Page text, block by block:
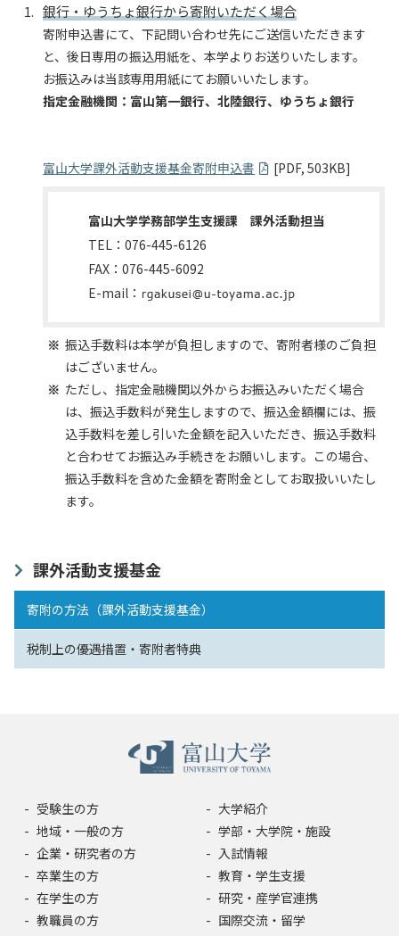
課外活動支援基金
寄附の方法（課外活動支援基金）
税制上の優遇措置・寄附者特典
銀行・ゆうちょ銀行から寄附いただく場合
寄附申込書にて、下記問い合わせ先にご送信いただきます
と、後日専用の振込用紙を、本学よりお送りいたします。
お振込みは当該専用用紙にてお願いいたします。
指定金融機関：富山第一銀行、北陸銀行、ゆうちょ銀行
富山大学課外活動支援基金寄附申込書 [PDF, 503KB]
富山大学学務部学生支援課 課外活動担当
TEL：076-445-6126
FAX：076-445-6092
E-mail：
振込手数料は本学が負担しますので、寄附者様のご負担
はございません。
ただし、指定金融機関以外からお振込みいただく場合
は、振込手数料が発生しますので、振込金額欄には、振
込手数料を差し引いた金額を記入いただき、振込手数料
と合わせてお振込み手続きをお願いします。この場合、
振込手数料を含めた金額を寄附金としてお取扱いいたし
ます。
受験生の方
地域・一般の方
企業・研究者の方
卒業生の方
在学生の方
教職員の方
大学紹介
学部・大学院・施設
入試情報
教育・学生支援
研究・産学官連携
国際交流・留学